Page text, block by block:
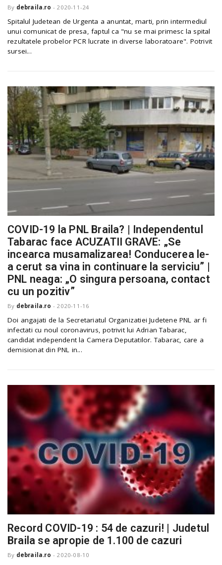
By debraila.ro - 2020-11-24
Spitalul Judetean de Urgenta a anuntat, marti, prin intermediul
unui comunicat de presa, faptul ca "nu se mai primesc la spital
rezultatele probelor PCR lucrate in diverse laboratoare". Potrivit
sursei...
COVID-19 la PNL Braila? | Independentul
Tabarac face ACUZATII GRAVE: „Se
incearca musamalizarea! Conducerea le-
a cerut sa vina in continuare la serviciu” |
PNL neaga: „O singura persoana, contact
cu un pozitiv”
By debraila.ro - 2020-11-16
Doi angajati de la Secretariatul Organizatiei Judetene PNL ar fi
infectati cu noul coronavirus, potrivit lui Adrian Tabarac,
candidat independent la Camera Deputatilor. Tabarac, care a
demisionat din PNL in...
Record COVID-19 : 54 de cazuri! | Judetul
Braila se apropie de 1.100 de cazuri
By debraila.ro - 2020-08-10